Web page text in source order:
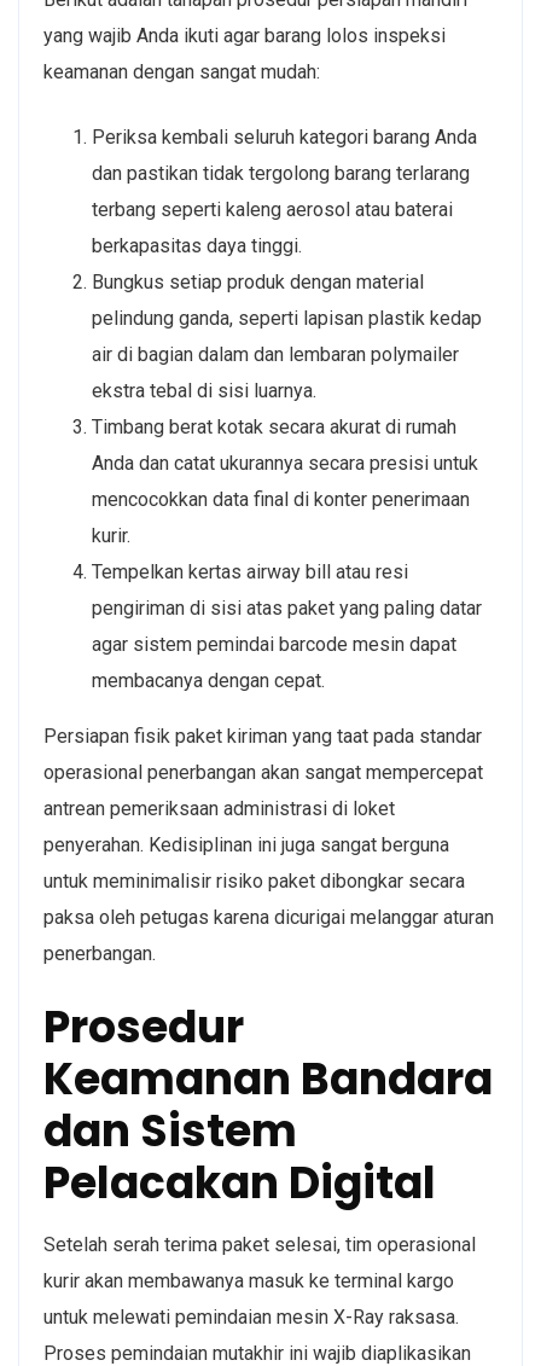
yang wajib Anda ikuti agar barang lolos inspeksi
keamanan dengan sangat mudah:
Periksa kembali seluruh kategori barang Anda
dan pastikan tidak tergolong barang terlarang
terbang seperti kaleng aerosol atau baterai
berkapasitas daya tinggi.
Bungkus setiap produk dengan material
pelindung ganda, seperti lapisan plastik kedap
air di bagian dalam dan lembaran polymailer
ekstra tebal di sisi luarnya.
Timbang berat kotak secara akurat di rumah
Anda dan catat ukurannya secara presisi untuk
mencocokkan data final di konter penerimaan
kurir.
Tempelkan kertas airway bill atau resi
pengiriman di sisi atas paket yang paling datar
agar sistem pemindai barcode mesin dapat
membacanya dengan cepat.
Persiapan fisik paket kiriman yang taat pada standar
operasional penerbangan akan sangat mempercepat
antrean pemeriksaan administrasi di loket
penyerahan. Kedisiplinan ini juga sangat berguna
untuk meminimalisir risiko paket dibongkar secara
paksa oleh petugas karena dicurigai melanggar aturan
penerbangan.
Prosedur
Keamanan Bandara
dan Sistem
Pelacakan Digital
Setelah serah terima paket selesai, tim operasional
kurir akan membawanya masuk ke terminal kargo
untuk melewati pemindaian mesin X-Ray raksasa.
Proses pemindaian mutakhir ini wajib diaplikasikan